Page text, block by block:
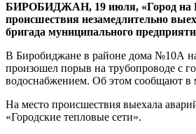
БИРОБИДЖАН, 19 июля, «Город на
происшествия незамедлительно
бригада муниципального
В Биробиджане в районе дома №10А
произошел порыв на трубопроводе с
водоснабжением. Об этом сообщают в
На место происшествия выехала
«Городские тепловые сети».